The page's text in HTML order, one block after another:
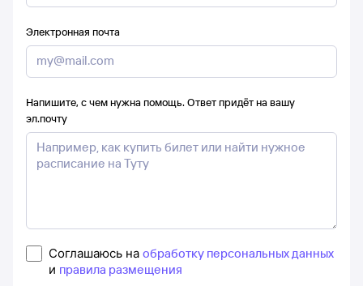
Электронная почта
Напишите, с чем нужна помощь. Ответ придёт на вашу
эл.почту
Соглашаюсь на обработку персональных данных
и правила размещения